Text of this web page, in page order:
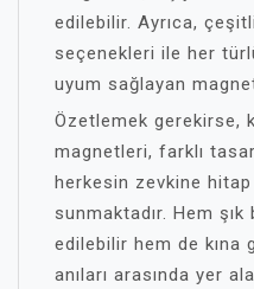
edilebilir. Ayrıca,
seçenekleri ile her
uyum sağlayan
Özetlemek gerekirse,
magnetleri, farklı
herkesin zevkine
sunmaktadır. Hem
edilebilir hem de kına
anıları arasında yer